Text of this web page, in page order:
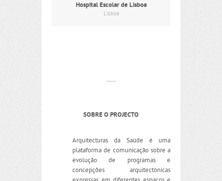
Hospital Escolar de Lisboa
Lisboa
SOBRE O PROJECTO
Arquitecturas da Saúde é uma
plataforma de comunicação sobre a
evolução de programas e
concepções arquitectónicas